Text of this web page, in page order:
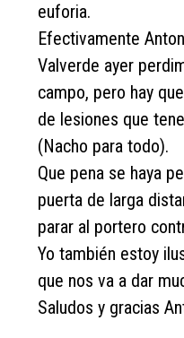
euforia.
Efectivamente
Valverde ayer
campo, pero hay
de lesiones que
(Nacho para todo).
Que pena se haya
puerta de larga
parar al portero
Yo también estoy
que nos va a dar
Saludos y gracias